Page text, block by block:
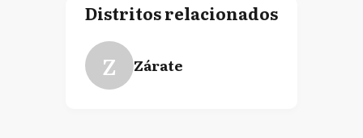
Distritos relacionados
Z Zárate